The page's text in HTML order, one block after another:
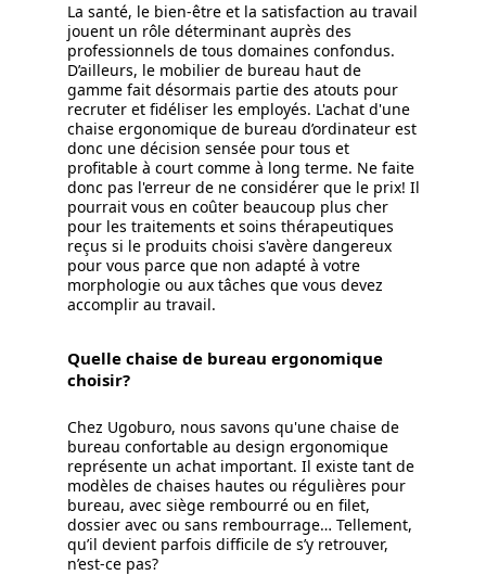
La santé, le bien-être et la satisfaction au travail
jouent un rôle déterminant auprès des
professionnels de tous domaines confondus.
D’ailleurs, le mobilier de bureau haut de
gamme fait désormais partie des atouts pour
recruter et fidéliser les employés. L'achat d'une
chaise ergonomique de bureau d’ordinateur est
donc une décision sensée pour tous et
profitable à court comme à long terme. Ne faite
donc pas l'erreur de ne considérer que le prix! Il
pourrait vous en coûter beaucoup plus cher
pour les traitements et soins thérapeutiques
reçus si le produits choisi s'avère dangereux
pour vous parce que non adapté à votre
morphologie ou aux tâches que vous devez
accomplir au travail.
Quelle chaise de bureau ergonomique
choisir?
Chez Ugoburo, nous savons qu'une chaise de
bureau confortable au design ergonomique
représente un achat important. Il existe tant de
modèles de chaises hautes ou régulières pour
bureau, avec siège rembourré ou en filet,
dossier avec ou sans rembourrage… Tellement,
qu’il devient parfois difficile de s’y retrouver,
n’est-ce pas?